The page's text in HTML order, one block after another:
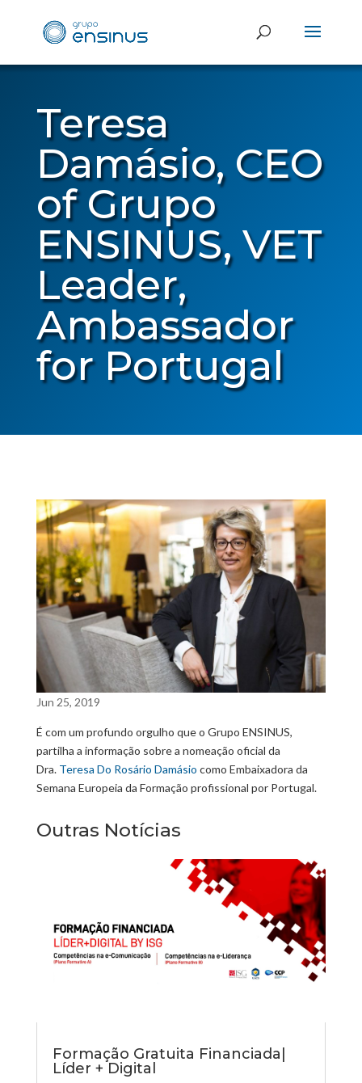
Teresa
Damásio, CEO
of Grupo
ENSINUS, VET
Leader,
Ambassador
for Portugal
Jun 25, 2019
É com um profundo orgulho que o Grupo ENSINUS,
partilha a informação sobre a nomeação oficial da
Dra. Teresa Do Rosário Damásio como Embaixadora da
Semana Europeia da Formação profissional por Portugal.
Outras Notícias
Formação Gratuita Financiada|
Líder + Digital